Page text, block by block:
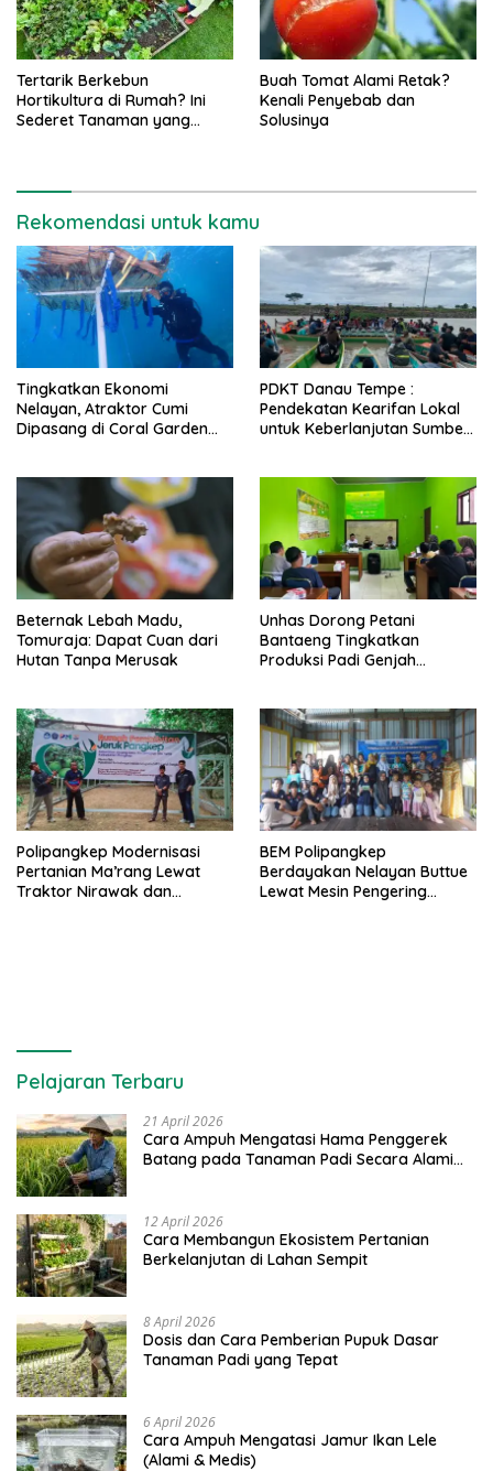
Tertarik Berkebun
Hortikultura di Rumah? Ini
Sederet Tanaman yang
Buah Tomat Alami Retak?
Kenali Penyebab dan
Solusinya
Rekomendasi untuk kamu
Tingkatkan Ekonomi
Nelayan, Atraktor Cumi
Dipasang di Coral Garden
PDKT Danau Tempe :
Pendekatan Kearifan Lokal
untuk Keberlanjutan Sumber
Beternak Lebah Madu,
Tomuraja: Dapat Cuan dari
Hutan Tanpa Merusak
Unhas Dorong Petani
Bantaeng Tingkatkan
Produksi Padi Genjah
Polipangkep Modernisasi
Pertanian Ma’rang Lewat
Traktor Nirawak dan
BEM Polipangkep
Berdayakan Nelayan Buttue
Lewat Mesin Pengering
Pelajaran Terbaru
21 April 2026
Cara Ampuh Mengatasi Hama Penggerek
Batang pada Tanaman Padi Secara Alami
12 April 2026
Cara Membangun Ekosistem Pertanian
Berkelanjutan di Lahan Sempit
8 April 2026
Dosis dan Cara Pemberian Pupuk Dasar
Tanaman Padi yang Tepat
6 April 2026
Cara Ampuh Mengatasi Jamur Ikan Lele
(Alami & Medis)